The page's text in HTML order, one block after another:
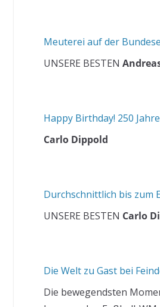
Meuterei auf der
UNSERE BESTEN
Happy Birthday! 250
Carlo Dippold
Durchschnittlich bis zum
UNSERE BESTEN Carlo
Die Welt zu Gast bei
Die bewegendsten